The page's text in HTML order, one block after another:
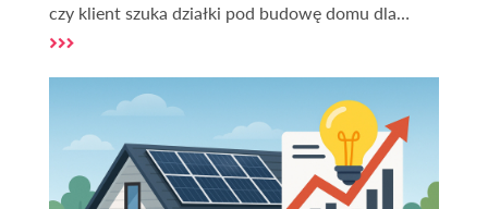
czy klient szuka działki pod budowę domu dla
siebie lub na sprzedaż, czy może lokalizacji na
odpowiednie ogłoszenia mogą pomóc znaleźć